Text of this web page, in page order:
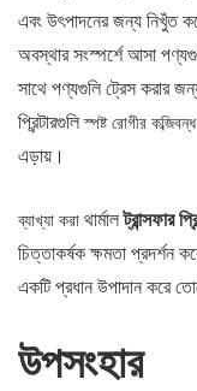
এবং উৎপাদনের জন্য নিখুঁত
অবস্থার সংস্পর্শে আসা
সাথে পণ্যগুলি ট্রেস করার
প্রিন্টারগুলিস্পষ্ট রোগীর
এড়ায়।
ব্যাখ্যা করা থার্মাল ট্রান্সফার
চিত্তাকর্ষক ক্ষমতা প্রদর্শন
একটি প্রধান উপাদান করে
উপসংহার